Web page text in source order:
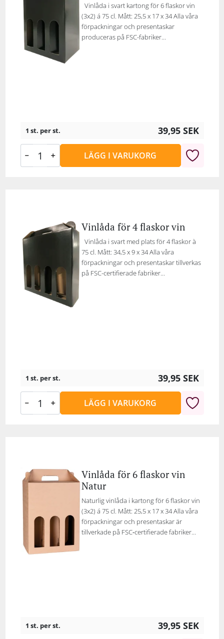
Vinlåda i svart kartong för 6 flaskor vin
(3x2) á 75 cl. Mått: 25,5 x 17 x 34 Alla våra
förpackningar och presentaskar
produceras på FSC-fabriker...
1 st. per st. 39,95 SEK
LÄGG I VARUKORG
Vinlåda för 4 flaskor vin
Vinlåda i svart med plats för 4 flaskor à
75 cl. Mått: 34,5 x 9 x 34 Alla våra
förpackningar och presentaskar tillverkas
på FSC-certifierade fabriker...
1 st. per st. 39,95 SEK
LÄGG I VARUKORG
Vinlåda för 6 flaskor vin
Natur
Naturlig vinlåda i kartong för 6 flaskor vin
(3x2) á 75 cl. Mått: 25,5 x 17 x 34 Alla våra
förpackningar och presentaskar är
tillverkade på FSC‑certifierade fabriker...
1 st. per st. 39,95 SEK